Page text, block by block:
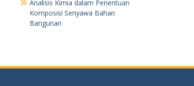
Analisis Kimia dalam Penentuan
Komposisi Senyawa Bahan
Bangunan